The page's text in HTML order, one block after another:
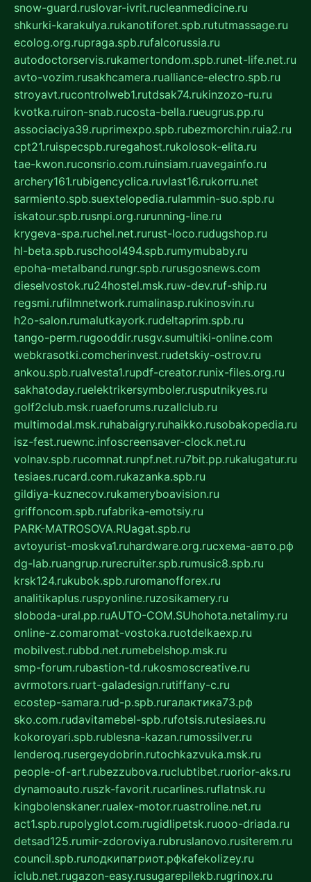
snow-guard.ruslovar-ivrit.rucleanmedicine.ru
shkurki-karakulya.rukanotiforet.spb.rututmassage.ru
ecolog.org.rupraga.spb.rufalcorussia.ru
autodoctorservis.rukamertondom.spb.runet-life.net.ru
avto-vozim.rusakhcamera.rualliance-electro.spb.ru
stroyavt.rucontrolweb1.rutdsak74.rukinzozo-ru.ru
kvotka.ruiron-snab.rucosta-bella.rueugrus.pp.ru
associaciya39.ruprimexpo.spb.rubezmorchin.ruia2.ru
cpt21.ruispecspb.ruregahost.rukolosok-elita.ru
tae-kwon.ruconsrio.com.ruinsiam.ruavegainfo.ru
archery161.rubigencyclica.ruvlast16.rukorru.net
sarmiento.spb.suextelopedia.rulammin-suo.spb.ru
iskatour.spb.rusnpi.org.rurunning-line.ru
krygeva-spa.ruchel.net.rurust-loco.rudugshop.ru
hl-beta.spb.ruschool494.spb.rumymubaby.ru
epoha-metalband.rungr.spb.rurusgosnews.com
dieselvostok.ru24hostel.msk.ruw-dev.ruf-ship.ru
regsmi.rufilmnetwork.rumalinasp.rukinosvin.ru
h2o-salon.rumalutkayork.rudeltaprim.spb.ru
tango-perm.rugooddir.rusgv.sumultiki-online.com
webkrasotki.comcherinvest.rudetskiy-ostrov.ru
ankou.spb.rualvesta1.rupdf-creator.runix-files.org.ru
sakhatoday.ruelektrikersymboler.rusputnikyes.ru
golf2club.msk.ruaeforums.ruzallclub.ru
multimodal.msk.ruhabaigry.ruhaikko.rusobakopedia.ru
isz-fest.ruewnc.infoscreensaver-clock.net.ru
volnav.spb.rucomnat.runpf.net.ru7bit.pp.rukalugatur.ru
tesiaes.rucard.com.rukazanka.spb.ru
gildiya-kuznecov.rukameryboavision.ru
griffoncom.spb.rufabrika-emotsiy.ru
PARK-MATROSOVA.RUagat.spb.ru
avtoyurist-moskva1.ruhardware.org.ruсхема-авто.рф
dg-lab.ruangrup.rurecruiter.spb.rumusic8.spb.ru
krsk124.rukubok.spb.ruromanofforex.ru
analitikaplus.ruspyonline.ruzosikamery.ru
sloboda-ural.pp.ruAUTO-COM.SUhohota.netalimy.ru
online-z.comaromat-vostoka.ruotdelkaexp.ru
mobilvest.rubbd.net.rumebelshop.msk.ru
smp-forum.rubastion-td.rukosmoscreative.ru
avrmotors.ruart-galadesign.rutiffany-c.ru
ecostep-samara.rud-p.spb.ruгалактика73.рф
sko.com.rudavitamebel-spb.rufotsis.rutesiaes.ru
kokoroyari.spb.rublesna-kazan.rumossilver.ru
lenderoq.rusergeydobrin.rutochkazvuka.msk.ru
people-of-art.rubezzubova.ruclubtibet.ruorior-aks.ru
dynamoauto.ruszk-favorit.rucarlines.ruflatnsk.ru
kingbolenskaner.rualex-motor.ruastroline.net.ru
act1.spb.rupolyglot.com.rugidlipetsk.ruooo-driada.ru
detsad125.rumir-zdoroviya.rubruslanovo.rusiterem.ru
council.spb.ruлодкипатриот.рфkafekolizey.ru
iclub.net.rugazon-easy.rusugarepilekb.rugrinox.ru